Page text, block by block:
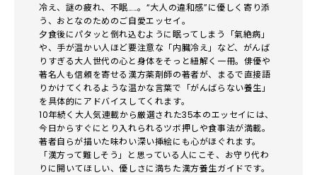
冷え、謎の疲れ、不眠……。“大人の違和感”に優しく寄り添
う、おとなのためのご自愛エッセイ。
夕食後にパタッと倒れ込むように眠ってしまう「氣絶病」
や、手が温かい人ほど要注意な「内臓冷え」など、がんば
りすぎる大人世代の心と身体をそっと紐解く一冊。俳優や
著名人も信頼を寄せる漢方薬剤師の著者が、まるで直接語
りかけてくれるような温かな言葉で「がんばらない養生」
を具体的にアドバイスしてくれます。
10年続く大人気連載から厳選された35本のエッセイには、
今日からすぐにとり入れられるツボ押しや食事法が満載。
著者自らが描いた味わい深い挿絵にも心がほぐれます。
「漢方って難しそう」と思っている人にこそ、お守り代わ
りに開いてほしい、優しさに満ちた漢方養生ガイドです。